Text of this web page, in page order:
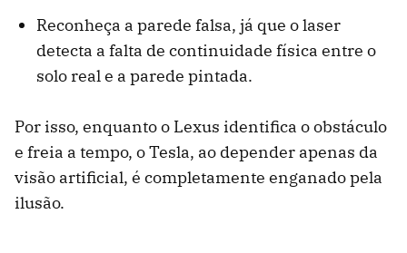
Reconheça a parede falsa, já que o laser
detecta a falta de continuidade física entre o
solo real e a parede pintada.
Por isso, enquanto o Lexus identifica o obstáculo
e freia a tempo, o Tesla, ao depender apenas da
visão artificial, é completamente enganado pela
ilusão.